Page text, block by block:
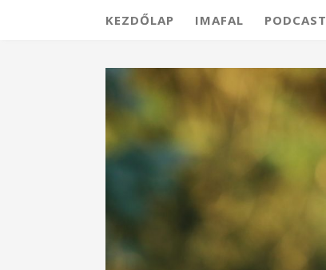
KEZDŐLAP IMAFAL PODCAST